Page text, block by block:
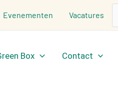
Evenementen Vacatures
Box Contact